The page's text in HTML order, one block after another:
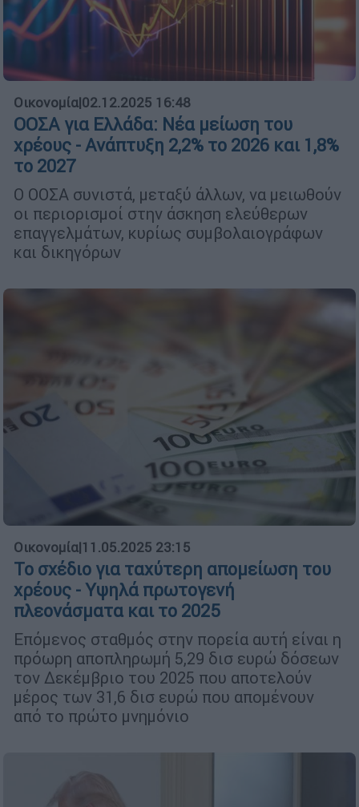
Οικονομία|02.12.2025 16:48
ΟΟΣΑ για Ελλάδα: Νέα μείωση του
χρέους - Ανάπτυξη 2,2% το 2026 και 1,8%
το 2027
Ο ΟΟΣΑ συνιστά, μεταξύ άλλων, να μειωθούν
οι περιορισμοί στην άσκηση ελεύθερων
επαγγελμάτων, κυρίως συμβολαιογράφων
και δικηγόρων
Οικονομία|11.05.2025 23:15
Το σχέδιο για ταχύτερη απομείωση του
χρέους - Υψηλά πρωτογενή
πλεονάσματα και το 2025
Επόμενος σταθμός στην πορεία αυτή είναι η
πρόωρη αποπληρωμή 5,29 δισ ευρώ δόσεων
τον Δεκέμβριο του 2025 που αποτελούν
μέρος των 31,6 δισ ευρώ που απομένουν
από το πρώτο μνημόνιο